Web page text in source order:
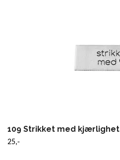
109 Strikket med kjærlighet
25,-